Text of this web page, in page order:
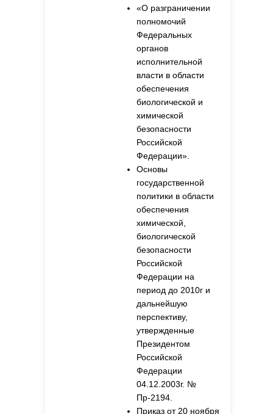
«О разграничении
полномочий
Федеральных
органов
исполнительной
власти в области
обеспечения
биологической и
химической
безопасности
Российской
Федерации».
Основы
государственной
политики в области
обеспечения
химической,
биологической
безопасности
Российской
Федерации на
период до 2010г и
дальнейшую
перспективу,
утвержденные
Президентом
Российской
Федерации
04.12.2003г. №
Пр-2194.
Приказ от 20 ноября